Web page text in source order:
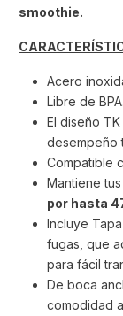
smoothie.
Acero
Libre de BPA.
El diseño
desempeño
Compatible
Mantiene tus
por hasta
Incluye
fugas, que
para fácil
De boca
comodidad